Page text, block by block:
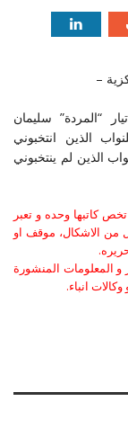
–
“المردة” سليمان
الذين انتخبوني
الذين لم ينتخبوني
كاتبها وحده و تعبر
من الاشكال، موقف او
و المعلومات المنشورة
انباء.